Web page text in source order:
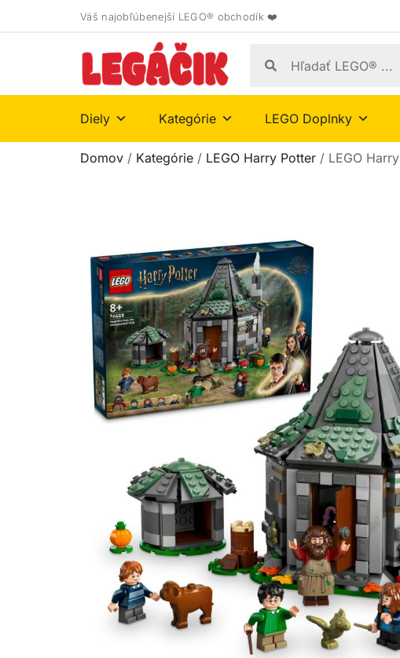
Váš najobľúbenejší LEGO® obchodík ❤️
Diely Kategórie LEGO Doplnky
Domov / Kategórie / LEGO Harry Potter / LEGO